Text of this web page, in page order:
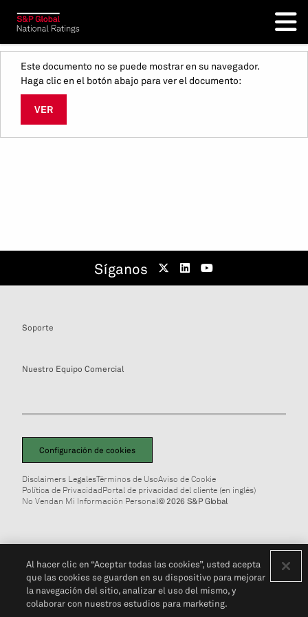
Este documento no se puede mostrar en su navegador.
Haga clic en el botón abajo para ver el documento:
VER
Síganos
Soporte
Nuestro Equipo Comercial
Configuración de cookies
Disclaimers LegalesTérminos de UsoAviso de Cookie
Política de PrivacidadPortal de privacidad del cliente (en inglés)
No Vendan Mi Información Personal© 2026 S&P Global
Al hacer clic en “Aceptar todas las cookies”, usted acepta
que las cookies se guarden en su dispositivo para mejorar
la navegación del sitio, analizar el uso del mismo, y
colaborar con nuestros estudios para marketing.